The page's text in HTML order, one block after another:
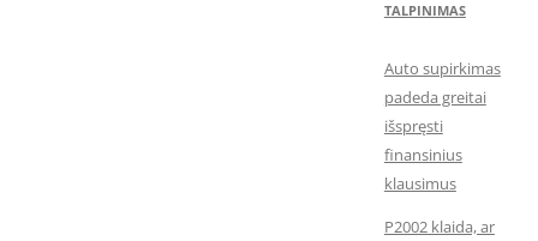
TALPINIMAS
Auto supirkimas
padeda greitai
išspręsti
finansinius
klausimus
P2002 klaida, ar